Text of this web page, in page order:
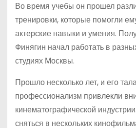
Во время учебы он прошел
тренировки, которые помогли
актерские навыки и умения.
Финягин начал работать в
студиях Москвы.
Прошло несколько лет, и его
профессионализм привлекли
кинематографической
сняться в нескольких